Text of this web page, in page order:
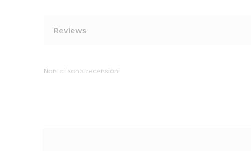
Reviews
Non ci sono recensioni